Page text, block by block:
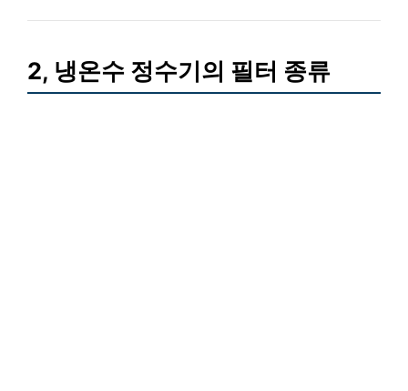
2, 냉온수 정수기의 필터 종류